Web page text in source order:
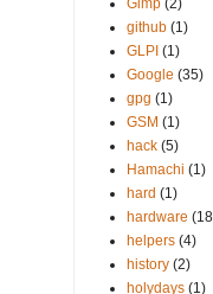
Gimp (2)
github (1)
GLPI (1)
Google (35)
gpg (1)
GSM (1)
hack (5)
Hamachi (1)
hard (1)
hardware
helpers (4)
history (2)
holydays (1)